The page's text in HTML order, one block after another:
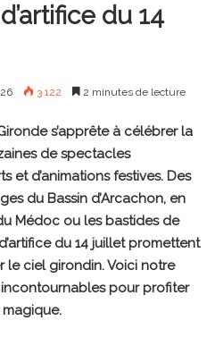
du 14
3 122 2 minutes de lecture
s’apprête à célébrer la
de spectacles
et d’animations festives. Des
du Bassin d’Arcachon, en
Médoc ou les bastides de
du 14 juillet promettent
le ciel girondin. Voici notre
pour profiter